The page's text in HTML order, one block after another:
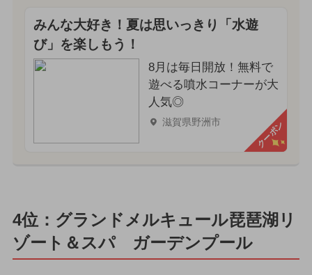
みんな大好き！夏は思いっきり「水遊
び」を楽しもう！
8月は毎日開放！無料で
遊べる噴水コーナーが大
人気◎
滋賀県野洲市 クーポン
4位：グランドメルキュール琵琶湖リ
ゾート＆スパ ガーデンプール